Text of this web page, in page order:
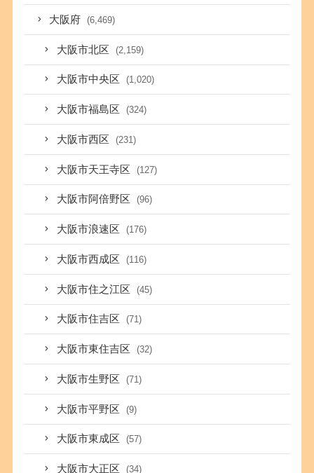
大阪府 (6,469)
大阪市北区 (2,159)
大阪市中央区 (1,020)
大阪市福島区 (324)
大阪市西区 (231)
大阪市天王寺区 (127)
大阪市阿倍野区 (96)
大阪市浪速区 (176)
大阪市西成区 (116)
大阪市住之江区 (45)
大阪市住吉区 (71)
大阪市東住吉区 (32)
大阪市生野区 (71)
大阪市平野区 (9)
大阪市東成区 (57)
大阪市大正区 (34)